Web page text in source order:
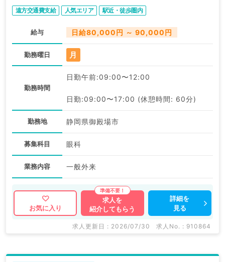
遠方交通費支給 人気エリア 駅近・徒歩圏内
給与 日給80,000円 ～ 90,000円
勤務曜日 月
勤務時間
日勤午前:09:00〜12:00
日勤:09:00〜17:00 (休憩時間: 60分)
勤務地 静岡県御殿場市
募集科目 眼科
業務内容 一般外来
お気に入り
求人を
紹介してもらう
詳細を
見る
求人更新日 : 2026/07/30 求人No. : 910864